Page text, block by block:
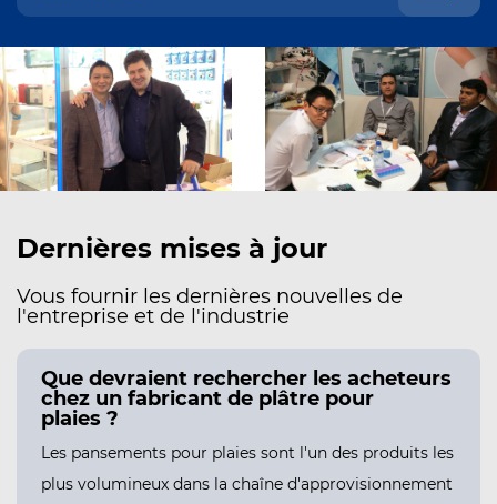
Dernières mises à jour
Vous fournir les dernières nouvelles de
l'entreprise et de l'industrie
un fabricant de
fiable pour les
groupées ?
font partie des produits les
commandés dans la chaîne
Que
chez un
Les pansements
plus volumineux